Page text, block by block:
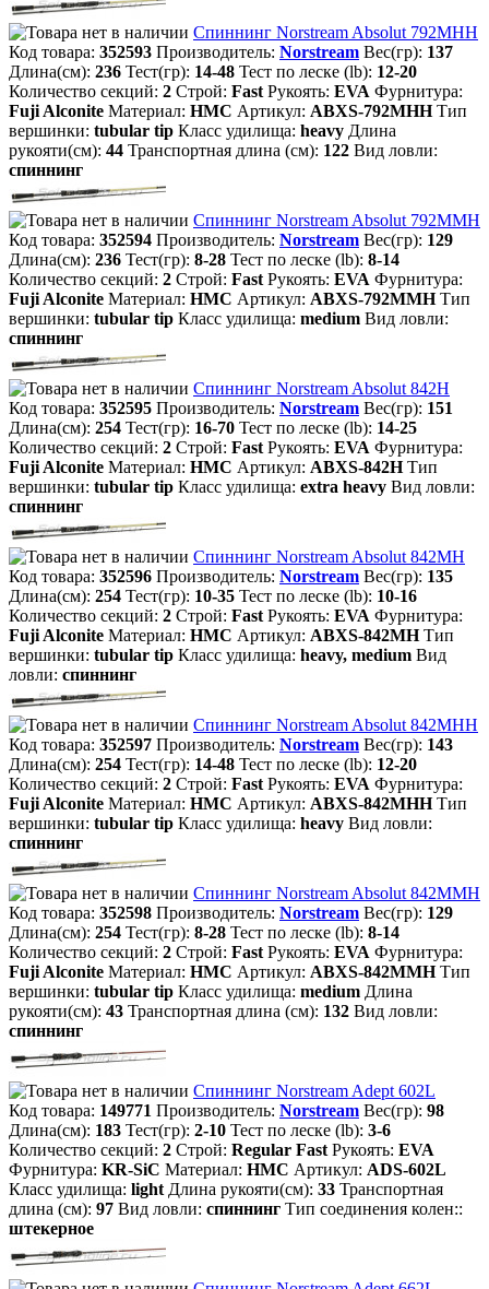
Спиннинг Norstream Absolut 792MHH
Код товара: 352593 Производитель: Norstream Вес(гр): 137
Длина(см): 236 Тест(гр): 14-48 Тест по леске (lb): 12-20
Количество секций: 2 Строй: Fast Рукоять: EVA Фурнитура:
Fuji Alconite Материал: HMC Артикул: ABXS-792MHH Тип
вершинки: tubular tip Класс удилища: heavy Длина
рукояти(см): 44 Транспортная длина (см): 122 Вид ловли:
спиннинг
Спиннинг Norstream Absolut 792MMH
Код товара: 352594 Производитель: Norstream Вес(гр): 129
Длина(см): 236 Тест(гр): 8-28 Тест по леске (lb): 8-14
Количество секций: 2 Строй: Fast Рукоять: EVA Фурнитура:
Fuji Alconite Материал: HMC Артикул: ABXS-792MMH Тип
вершинки: tubular tip Класс удилища: medium Вид ловли:
спиннинг
Спиннинг Norstream Absolut 842H
Код товара: 352595 Производитель: Norstream Вес(гр): 151
Длина(см): 254 Тест(гр): 16-70 Тест по леске (lb): 14-25
Количество секций: 2 Строй: Fast Рукоять: EVA Фурнитура:
Fuji Alconite Материал: HMC Артикул: ABXS-842H Тип
вершинки: tubular tip Класс удилища: extra heavy Вид ловли:
спиннинг
Спиннинг Norstream Absolut 842MH
Код товара: 352596 Производитель: Norstream Вес(гр): 135
Длина(см): 254 Тест(гр): 10-35 Тест по леске (lb): 10-16
Количество секций: 2 Строй: Fast Рукоять: EVA Фурнитура:
Fuji Alconite Материал: HMC Артикул: ABXS-842MH Тип
вершинки: tubular tip Класс удилища: heavy, medium Вид
ловли: спиннинг
Спиннинг Norstream Absolut 842MHH
Код товара: 352597 Производитель: Norstream Вес(гр): 143
Длина(см): 254 Тест(гр): 14-48 Тест по леске (lb): 12-20
Количество секций: 2 Строй: Fast Рукоять: EVA Фурнитура:
Fuji Alconite Материал: HMC Артикул: ABXS-842MHH Тип
вершинки: tubular tip Класс удилища: heavy Вид ловли:
спиннинг
Спиннинг Norstream Absolut 842MMH
Код товара: 352598 Производитель: Norstream Вес(гр): 129
Длина(см): 254 Тест(гр): 8-28 Тест по леске (lb): 8-14
Количество секций: 2 Строй: Fast Рукоять: EVA Фурнитура:
Fuji Alconite Материал: HMC Артикул: ABXS-842MMH Тип
вершинки: tubular tip Класс удилища: medium Длина
рукояти(см): 43 Транспортная длина (см): 132 Вид ловли:
спиннинг
Спиннинг Norstream Adept 602L
Код товара: 149771 Производитель: Norstream Вес(гр): 98
Длина(см): 183 Тест(гр): 2-10 Тест по леске (lb): 3-6
Количество секций: 2 Строй: Regular Fast Рукоять: EVA
Фурнитура: KR-SiC Материал: HMC Артикул: ADS-602L
Класс удилища: light Длина рукояти(см): 33 Транспортная
длина (см): 97 Вид ловли: спиннинг Тип соединения колен::
штекерное